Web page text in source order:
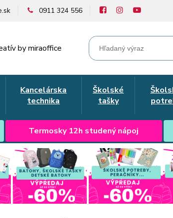
by miraoffice
0911 324 556
Kancelárska
technika
Školské
tašky
Termosky 12h studený nápoj